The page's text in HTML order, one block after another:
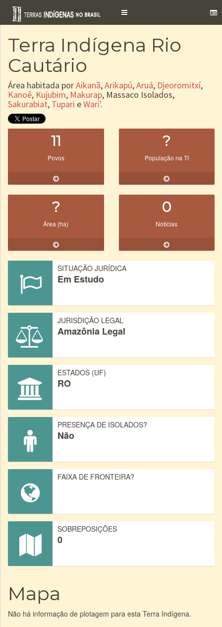
Toggle
Terra Indígena Rio
Cautário
Área habitada porAikanã,Arikapú,Aruá, Djeoromitxí,
Kanoê, Kujubim, Makurap, Massaco Isolados,
Sakurabiat, Tupari eWari'.
11
Povos
?
População na TI
?
Área (ha)
0
Notícias
SITUAÇÃO JURÍDICA
Em Estudo
JURISDIÇÃO LEGAL
Amazônia Legal
ESTADOS (UF)
RO
PRESENÇA DE ISOLADOS?
Não
FAIXA DE FRONTEIRA?
SOBREPOSIÇÕES
0
Mapa
Não há informação de plotagem para esta Terra Indígena.